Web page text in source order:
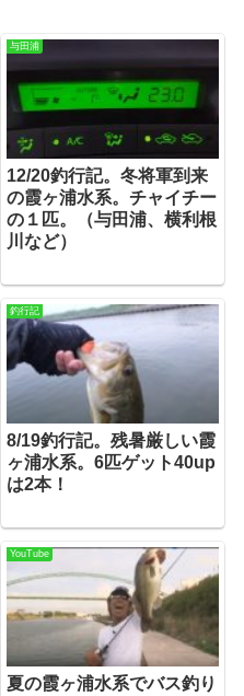
与田浦
12/20釣行記。冬将軍到来
の霞ヶ浦水系。チャイチー
の１匹。（与田浦、横利根
川など）
釣行記
8/19釣行記。残暑厳しい霞
ヶ浦水系。6匹ゲット40up
は2本！
YouTube
夏の霞ヶ浦水系でバス釣り